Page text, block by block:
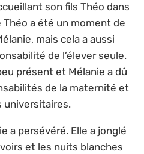
son fils Théo dans
Théo a été un moment de
mais cela a aussi
de l’élever seule.
présent et Mélanie a dû
de la maternité et
universitaires.
a persévéré. Elle a jonglé
et les nuits blanches